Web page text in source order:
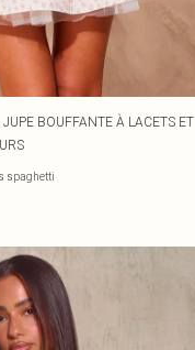
BOUFFANTE À LACETS ET
spaghetti